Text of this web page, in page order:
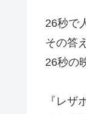
26秒で
その答
26秒の
『レザ